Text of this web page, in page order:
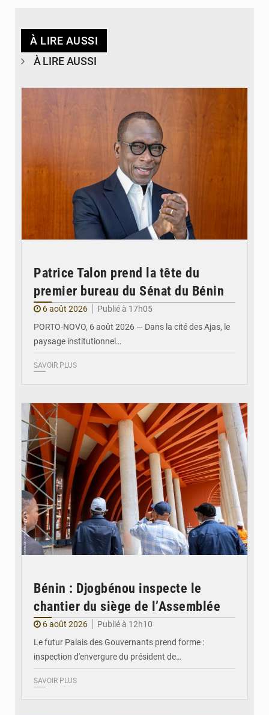
À LIRE AUSSI
À LIRE AUSSI
Patrice Talon prend la tête du
premier bureau du Sénat du Bénin
6 août 2026
Publié à 17h05
PORTO-NOVO, 6 août 2026 — Dans la cité des Ajas, le
paysage institutionnel…
SAVOIR PLUS
Bénin : Djogbénou inspecte le
chantier du siège de l’Assemblée
6 août 2026
Publié à 12h10
Le futur Palais des Gouvernants prend forme :
inspection d'envergure du président de…
SAVOIR PLUS